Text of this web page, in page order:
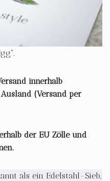
innerhalb
(Versand per
der EU Zölle und
als ein Edelstahl-Sieb,